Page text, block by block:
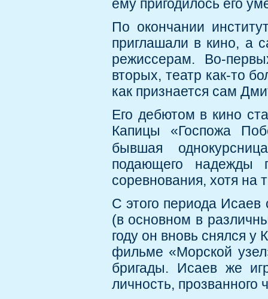
ему пригодилось его
По окончании
приглашали в кино, а
режиссерам. Во-
вторых, театр как-то
как признается сам
Его дебютом в кино
Капицы «Госпожа
бывшая
подающего надежды
соревнования, хотя на
С этого периода Исаев
(в основном в
году он вновь снялся у
фильме «Морской
бригады. Исаев же
личность,